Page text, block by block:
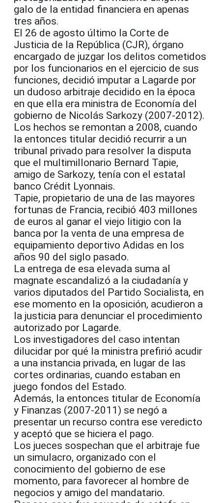
galo de la entidad financiera en apenas
tres años.
El 26 de agosto último la Corte de
Justicia de la República (CJR), órgano
encargado de juzgar los delitos cometidos
por los funcionarios en el ejercicio de sus
funciones, decidió imputar a Lagarde por
un dudoso arbitraje decidido en la época
en que ella era ministra de Economía del
gobierno de Nicolás Sarkozy (2007-2012).
Los hechos se remontan a 2008, cuando
la entonces titular decidió recurrir a un
tribunal privado para resolver la disputa
que el multimillonario Bernard Tapie,
amigo de Sarkozy, tenía con el estatal
banco Crédit Lyonnais.
Tapie, propietario de una de las mayores
fortunas de Francia, recibió 403 millones
de euros al ganar el viejo litigio con la
banca por la venta de una empresa de
equipamiento deportivo Adidas en los
años 90 del siglo pasado.
La entrega de esa elevada suma al
magnate escandalizó a la ciudadanía y
varios diputados del Partido Socialista, en
ese momento en la oposición, acudieron a
la justicia para denunciar el procedimiento
autorizado por Lagarde.
Los investigadores del caso intentan
dilucidar por qué la ministra prefirió acudir
a una instancia privada, en lugar de las
cortes ordinarias, cuando estaban en
juego fondos del Estado.
Además, la entonces titular de Economía
y Finanzas (2007-2011) se negó a
presentar un recurso contra ese veredicto
y aceptó que se hiciera el pago.
Los jueces sospechan que el arbitraje fue
un simulacro, organizado con el
conocimiento del gobierno de ese
momento, para favorecer al hombre de
negocios y amigo del mandatario.